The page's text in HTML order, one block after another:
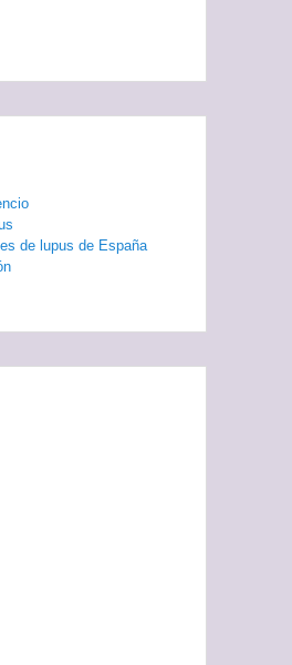
de lupus de España